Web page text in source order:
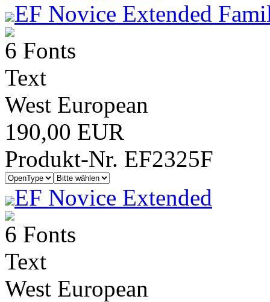
EF Novice Extended
6 Fonts
Text
West European
190,00 EUR
Produkt-Nr. EF2325F
EF Novice Extended
6 Fonts
Text
West European